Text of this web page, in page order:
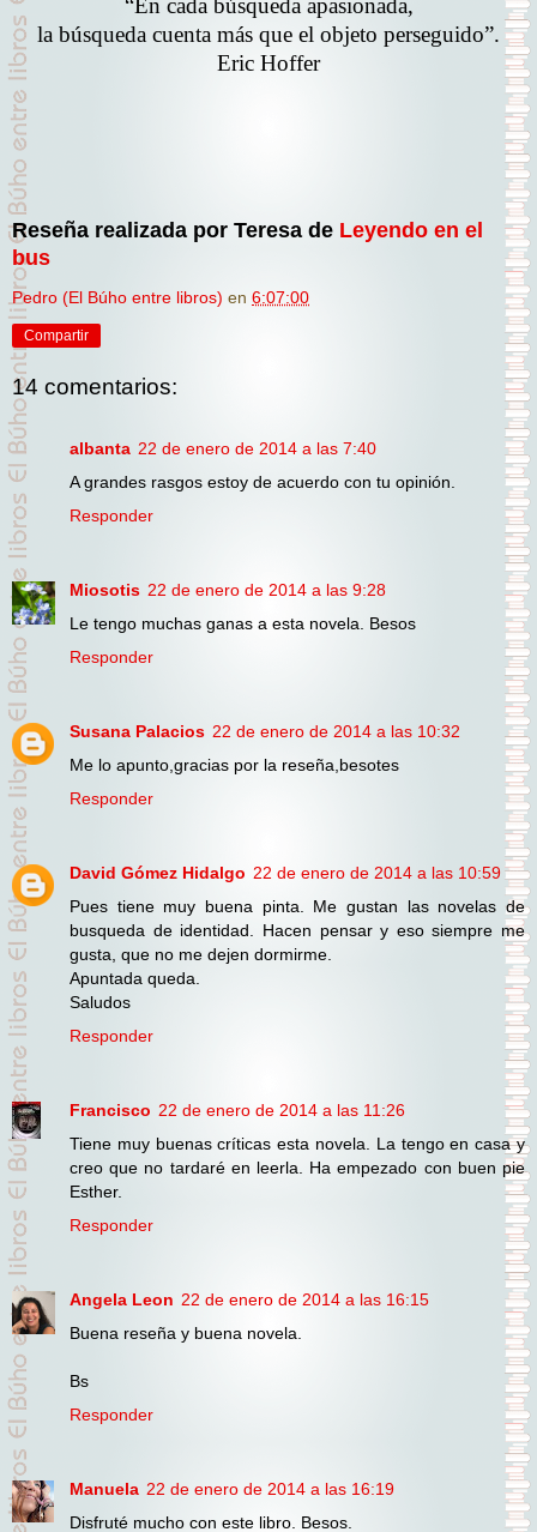
“En cada búsqueda apasionada,
la búsqueda cuenta más que el objeto perseguido”.
Eric Hoffer
Reseña realizada por Teresa de Leyendo en el
bus
Pedro (El Búho entre libros) en 6:07:00
Compartir
14 comentarios:
albanta 22 de enero de 2014 a las 7:40
A grandes rasgos estoy de acuerdo con tu opinión.
Responder
Miosotis 22 de enero de 2014 a las 9:28
Le tengo muchas ganas a esta novela. Besos
Responder
Susana Palacios 22 de enero de 2014 a las 10:32
Me lo apunto,gracias por la reseña,besotes
Responder
David Gómez Hidalgo 22 de enero de 2014 a las 10:59
Pues tiene muy buena pinta. Me gustan las novelas de
busqueda de identidad. Hacen pensar y eso siempre me
gusta, que no me dejen dormirme.
Apuntada queda.
Saludos
Responder
Francisco 22 de enero de 2014 a las 11:26
Tiene muy buenas críticas esta novela. La tengo en casa y
creo que no tardaré en leerla. Ha empezado con buen pie
Esther.
Responder
Angela Leon 22 de enero de 2014 a las 16:15
Buena reseña y buena novela.
Bs
Responder
Manuela 22 de enero de 2014 a las 16:19
Disfruté mucho con este libro. Besos.